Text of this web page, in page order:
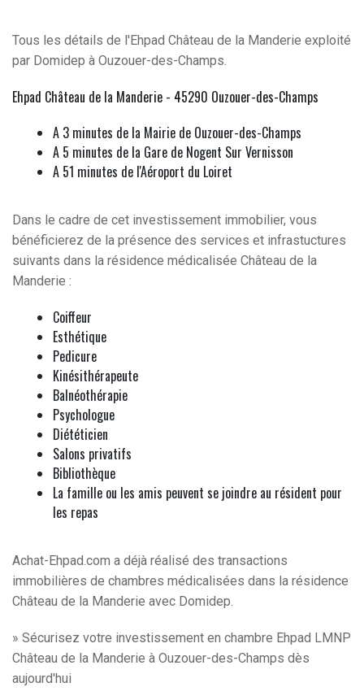
Tous les détails de l'Ehpad Château de la Manderie exploité
par Domidep à Ouzouer-des-Champs.
Ehpad Château de la Manderie - 45290 Ouzouer-des-Champs
A 3 minutes de la Mairie de Ouzouer-des-Champs
A 5 minutes de la Gare de Nogent Sur Vernisson
A 51 minutes de l'Aéroport du Loiret
Dans le cadre de cet investissement immobilier, vous
bénéficierez de la présence des services et infrastuctures
suivants dans la résidence médicalisée Château de la
Manderie :
Coiffeur
Esthétique
Pedicure
Kinésithérapeute
Balnéothérapie
Psychologue
Diététicien
Salons privatifs
Bibliothèque
La famille ou les amis peuvent se joindre au résident pour
les repas
Achat-Ehpad.com a déjà réalisé des transactions
immobilières de chambres médicalisées dans la résidence
Château de la Manderie avec Domidep.
» Sécurisez votre investissement en chambre Ehpad LMNP
Château de la Manderie à Ouzouer-des-Champs dès
aujourd'hui